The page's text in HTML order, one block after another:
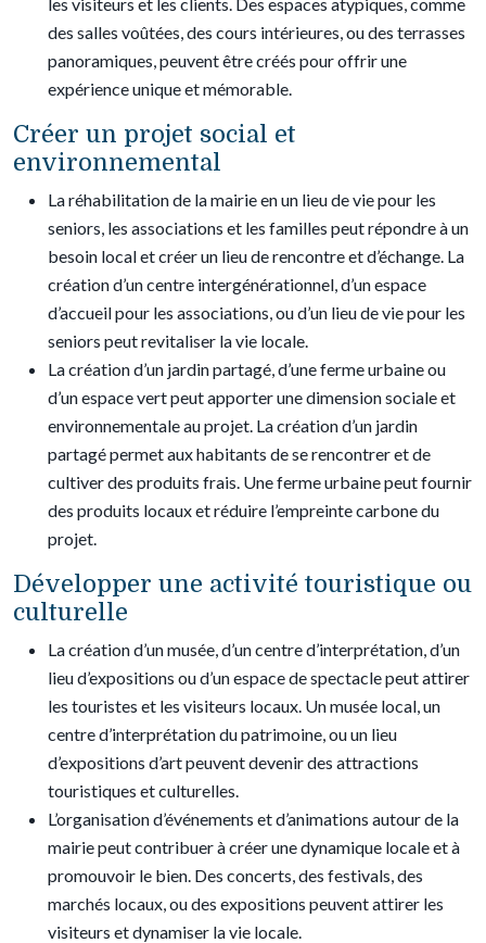
des salles voûtées, des cours intérieures, ou des terrasses
panoramiques, peuvent être créés pour offrir une
expérience unique et mémorable.
Créer un projet social et
environnemental
La réhabilitation de la mairie en un lieu de vie pour les
seniors, les associations et les familles peut répondre à un
besoin local et créer un lieu de rencontre et d’échange. La
création d’un centre intergénérationnel, d’un espace
d’accueil pour les associations, ou d’un lieu de vie pour les
seniors peut revitaliser la vie locale.
La création d’un jardin partagé, d’une ferme urbaine ou
d’un espace vert peut apporter une dimension sociale et
environnementale au projet. La création d’un jardin
partagé permet aux habitants de se rencontrer et de
cultiver des produits frais. Une ferme urbaine peut fournir
des produits locaux et réduire l’empreinte carbone du
projet.
Développer une activité touristique ou
culturelle
La création d’un musée, d’un centre d’interprétation, d’un
lieu d’expositions ou d’un espace de spectacle peut attirer
les touristes et les visiteurs locaux. Un musée local, un
centre d’interprétation du patrimoine, ou un lieu
d’expositions d’art peuvent devenir des attractions
touristiques et culturelles.
L’organisation d’événements et d’animations autour de la
mairie peut contribuer à créer une dynamique locale et à
promouvoir le bien. Des concerts, des festivals, des
marchés locaux, ou des expositions peuvent attirer les
visiteurs et dynamiser la vie locale.